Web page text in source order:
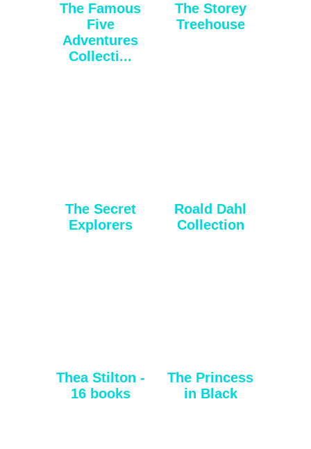
The Famous
Five
Adventures
Collecti...
The Storey
Treehouse
The Secret
Explorers
Roald Dahl
Collection
Thea Stilton -
16 books
The Princess
in Black